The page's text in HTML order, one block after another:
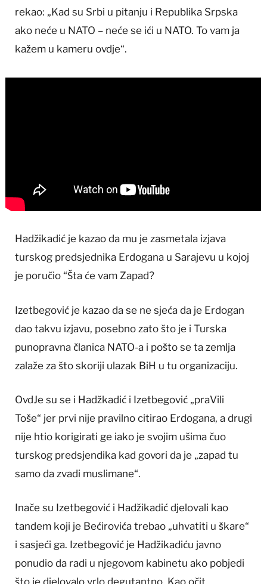
rekao: „Kad su Srbi u pitanju i Republika Srpska
ako neće u NATO – neće se ići u NATO. To vam ja
kažem u kameru ovdje“.
Hadžikadić je kazao da mu je zasmetala izjava
turskog predsjednika Erdogana u Sarajevu u kojoj
je poručio “Šta će vam Zapad?
Izetbegović je kazao da se ne sjeća da je Erdogan
dao takvu izjavu, posebno zato što je i Turska
punopravna članica NATO-a i pošto se ta zemlja
zalaže za što skoriji ulazak BiH u tu organizaciju.
OvdJe su se i Hadžkadić i Izetbegović „praVili
Toše“ jer prvi nije pravilno citirao Erdogana, a drugi
nije htio korigirati ge iako je svojim ušima čuo
turskog predsjendika kad govori da je „zapad tu
samo da zvadi muslimane“.
Inače su Izetbegović i Hadžikadić djelovali kao
tandem koji je Bećirovića trebao „uhvatiti u škare“
i sasjeći ga. Izetbegović je Hadžikadiću javno
ponudio da radi u njegovom kabinetu ako pobjedi
što je djelovalo vrlo degutantno. Kao očit